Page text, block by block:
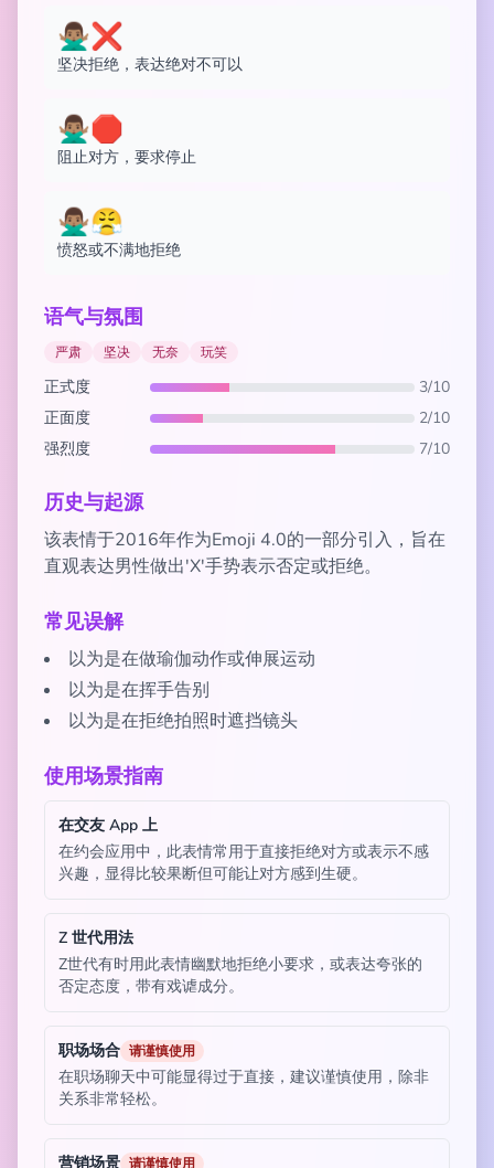
🙅🏽‍♂️❌
坚决拒绝，表达绝对不可以
🙅🏽‍♂️🛑
阻止对方，要求停止
🙅🏽‍♂️😤
愤怒或不满地拒绝
语气与氛围
严肃 坚决 无奈 玩笑
正式度
3/10
正面度
2/10
强烈度
7/10
历史与起源
该表情于2016年作为Emoji 4.0的一部分引入，旨在
直观表达男性做出'X'手势表示否定或拒绝。
常见误解
以为是在做瑜伽动作或伸展运动
以为是在挥手告别
以为是在拒绝拍照时遮挡镜头
使用场景指南
在交友 App 上
在约会应用中，此表情常用于直接拒绝对方或表示不感
兴趣，显得比较果断但可能让对方感到生硬。
Z 世代用法
Z世代有时用此表情幽默地拒绝小要求，或表达夸张的
否定态度，带有戏谑成分。
职场场合 请谨慎使用
在职场聊天中可能显得过于直接，建议谨慎使用，除非
关系非常轻松。
营销场景 请谨慎使用